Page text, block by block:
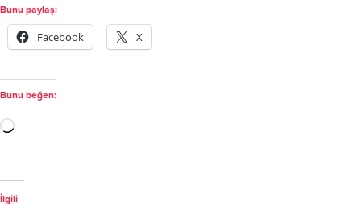
Bunu paylaş:
Facebook X
Bunu beğen:
İlgili